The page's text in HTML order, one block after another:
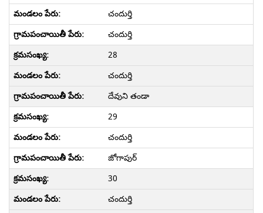
చందుర్తి
చందుర్తి
28
చందుర్తి
దేవుని తండా
29
చందుర్తి
జోగాపుర్
30
చందుర్తి